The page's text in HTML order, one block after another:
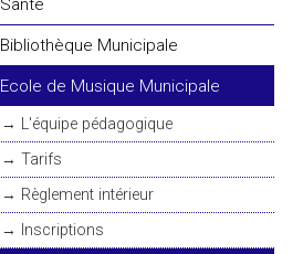
Santé
Bibliothèque Municipale
Ecole de Musique Municipale
L'équipe pédagogique
Tarifs
Règlement intérieur
Inscriptions